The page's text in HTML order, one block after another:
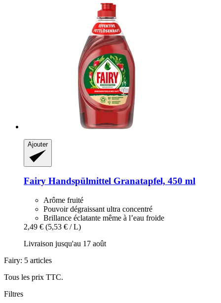
Ajouter
Fairy Handspülmittel Granatapfel, 450 ml
Arôme fruité
Pouvoir dégraissant ultra concentré
Brillance éclatante même à l’eau froide
2,49 € (5,53 € / L)
Livraison jusqu'au 17 août
Fairy: 5 articles
Tous les prix TTC.
Filtres